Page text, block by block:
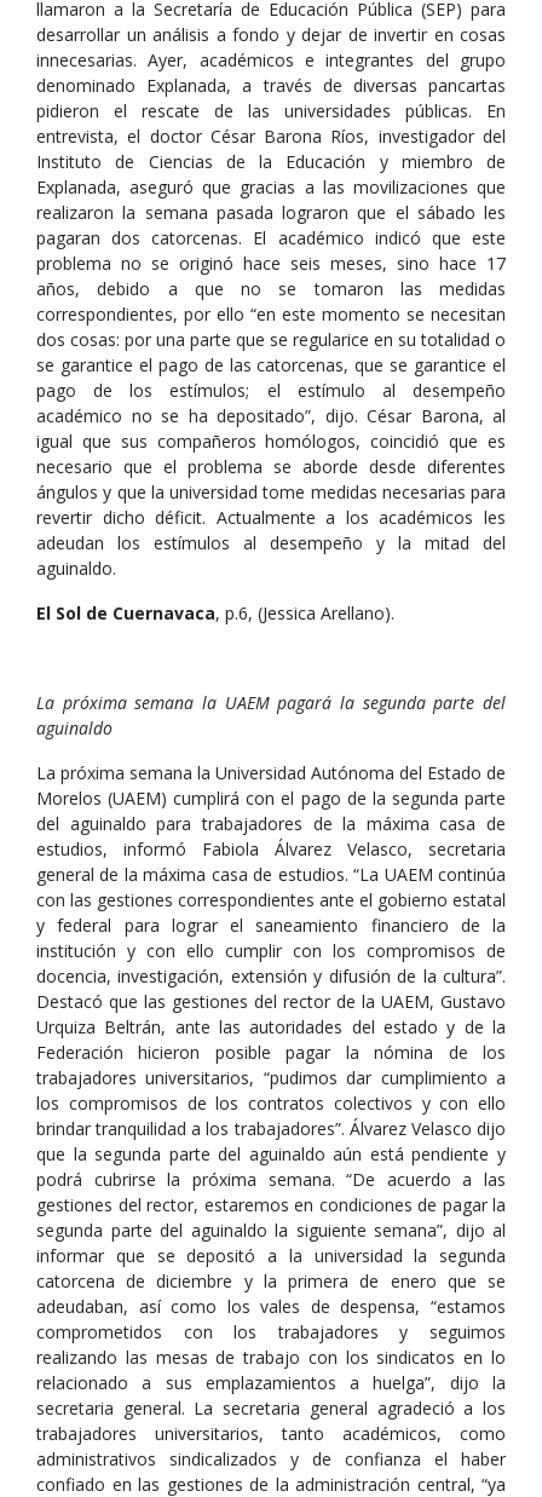
llamaron a la Secretaría de Educación Pública (SEP) para
desarrollar un análisis a fondo y dejar de invertir en cosas
innecesarias. Ayer, académicos e integrantes del grupo
denominado Explanada, a través de diversas pancartas
pidieron el rescate de las universidades públicas. En
entrevista, el doctor César Barona Ríos, investigador del
Instituto de Ciencias de la Educación y miembro de
Explanada, aseguró que gracias a las movilizaciones que
realizaron la semana pasada lograron que el sábado les
pagaran dos catorcenas. El académico indicó que este
problema no se originó hace seis meses, sino hace 17
años, debido a que no se tomaron las medidas
correspondientes, por ello “en este momento se necesitan
dos cosas: por una parte que se regularice en su totalidad o
se garantice el pago de las catorcenas, que se garantice el
pago de los estímulos; el estímulo al desempeño
académico no se ha depositado”, dijo. César Barona, al
igual que sus compañeros homólogos, coincidió que es
necesario que el problema se aborde desde diferentes
ángulos y que la universidad tome medidas necesarias para
revertir dicho déficit. Actualmente a los académicos les
adeudan los estímulos al desempeño y la mitad del
aguinaldo.
El Sol de Cuernavaca, p.6, (Jessica Arellano).
La próxima semana la UAEM pagará la segunda parte del
aguinaldo
La próxima semana la Universidad Autónoma del Estado de
Morelos (UAEM) cumplirá con el pago de la segunda parte
del aguinaldo para trabajadores de la máxima casa de
estudios, informó Fabiola Álvarez Velasco, secretaria
general de la máxima casa de estudios. “La UAEM continúa
con las gestiones correspondientes ante el gobierno estatal
y federal para lograr el saneamiento financiero de la
institución y con ello cumplir con los compromisos de
docencia, investigación, extensión y difusión de la cultura”.
Destacó que las gestiones del rector de la UAEM, Gustavo
Urquiza Beltrán, ante las autoridades del estado y de la
Federación hicieron posible pagar la nómina de los
trabajadores universitarios, “pudimos dar cumplimiento a
los compromisos de los contratos colectivos y con ello
brindar tranquilidad a los trabajadores”. Álvarez Velasco dijo
que la segunda parte del aguinaldo aún está pendiente y
podrá cubrirse la próxima semana. “De acuerdo a las
gestiones del rector, estaremos en condiciones de pagar la
segunda parte del aguinaldo la siguiente semana”, dijo al
informar que se depositó a la universidad la segunda
catorcena de diciembre y la primera de enero que se
adeudaban, así como los vales de despensa, “estamos
comprometidos con los trabajadores y seguimos
realizando las mesas de trabajo con los sindicatos en lo
relacionado a sus emplazamientos a huelga”, dijo la
secretaria general. La secretaria general agradeció a los
trabajadores universitarios, tanto académicos, como
administrativos sindicalizados y de confianza el haber
confiado en las gestiones de la administración central, “ya